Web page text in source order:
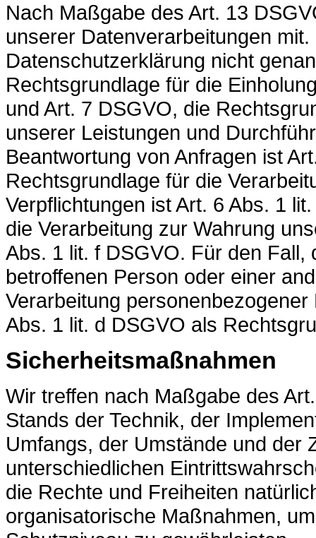
Nach Maßgabe des Art. 13
unserer Datenverarbeitungen
Datenschutzerklärung nicht
Rechtsgrundlage für die
und Art. 7 DSGVO, die
unserer Leistungen und
Beantwortung von Anfragen ist
Rechtsgrundlage für die
Verpflichtungen ist Art. 6 Abs. 1
die Verarbeitung zur Wahrung
Abs. 1 lit. f DSGVO. Für den
betroffenen Person oder einer
Verarbeitung
Abs. 1 lit. d DSGVO als
Sicherheitsmaßnahmen
Wir treffen nach Maßgabe des
Stands der Technik, der
Umfangs, der Umstände und der
unterschiedlichen
die Rechte und Freiheiten
organisatorische Maßnahmen,